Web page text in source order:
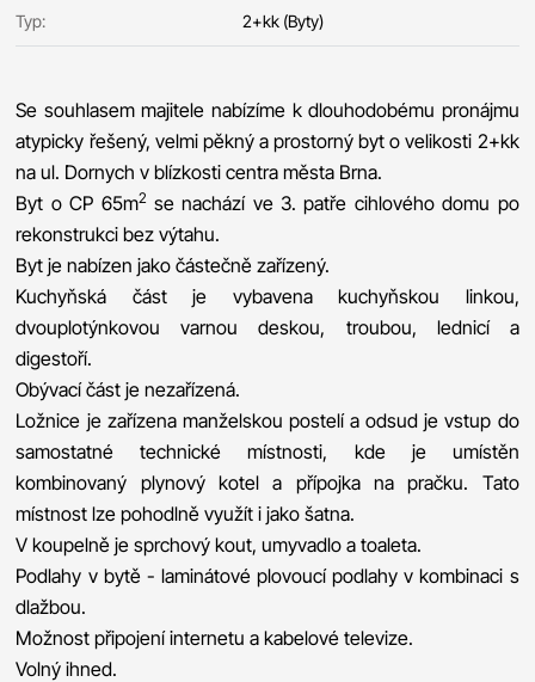
Typ: 2+kk (Byty)
Se souhlasem majitele nabízíme k dlouhodobému pronájmu
atypicky řešený, velmi pěkný a prostorný byt o velikosti 2+kk
na ul. Dornych v blízkosti centra města Brna.
Byt o CP 65m2se nachází ve 3. patře cihlového domu po
rekonstrukci bez výtahu.
Byt je nabízen jako částečně zařízený.
Kuchyňská část je vybavena kuchyňskou linkou,
dvouplotýnkovou varnou deskou, troubou, lednicí a
digestoří.
Obývací část je nezařízená.
Ložnice je zařízena manželskou postelí a odsud je vstup do
samostatné technické místnosti, kde je umístěn
kombinovaný plynový kotel a přípojka na pračku. Tato
místnost lze pohodlně využít i jako šatna.
V koupelně je sprchový kout, umyvadlo a toaleta.
Podlahy v bytě - laminátové plovoucí podlahy v kombinaci s
dlažbou.
Možnost připojení internetu a kabelové televize.
Volný ihned.